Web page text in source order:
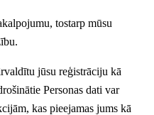
tostarp mūsu
jūsu reģistrāciju kā
Personas dati var
kas pieejamas jums kā